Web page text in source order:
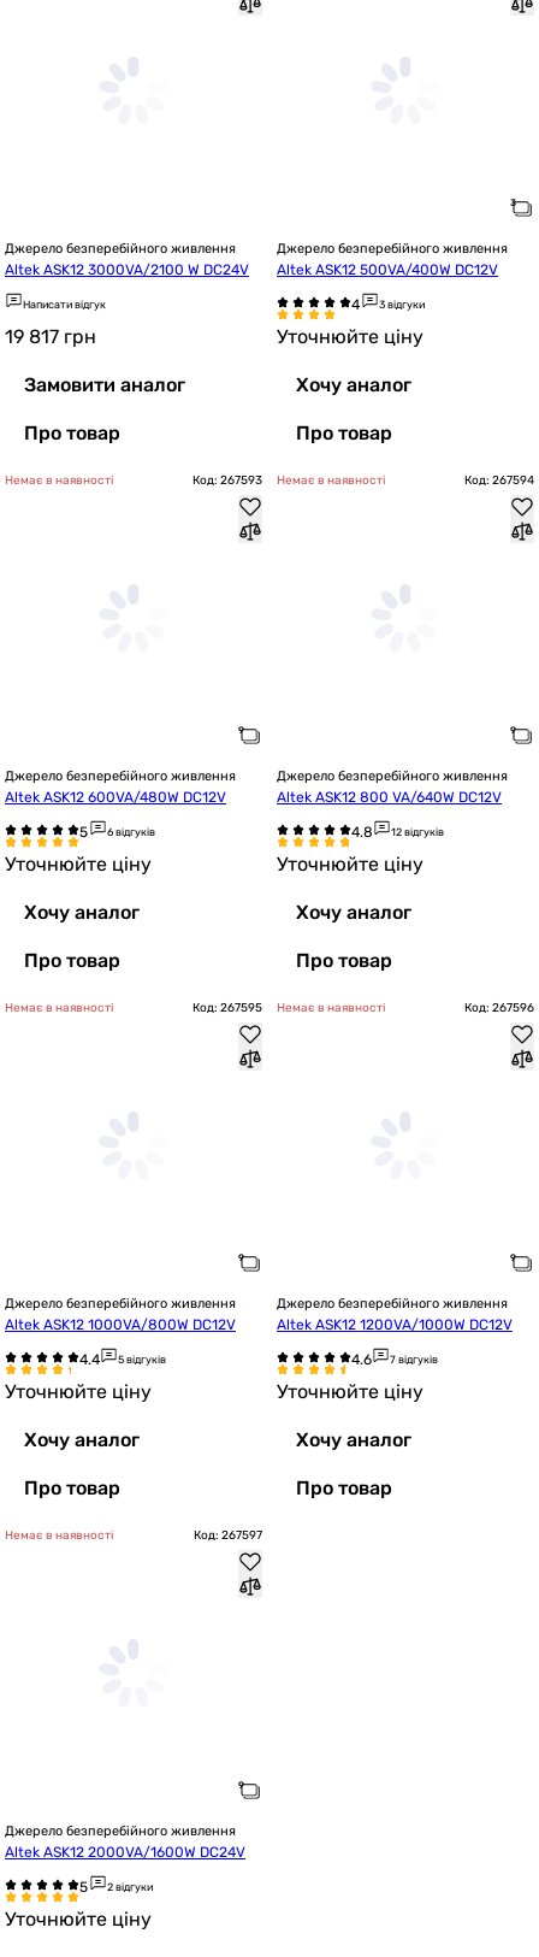
Джерело безперебійного живлення
Altek ASK12 3000VA/2100 W DC24V
Написати відгук
19 817 грн
Замовити аналог
Про товар
Джерело безперебійного живлення
Altek ASK12 500VA/400W DC12V
3 відгуки
Уточнюйте ціну
Хочу аналог
Про товар
Немає в наявності Код: 267593
Джерело безперебійного живлення
Altek ASK12 600VA/480W DC12V
6 відгуків
Уточнюйте ціну
Хочу аналог
Про товар
Немає в наявності Код: 267594
Джерело безперебійного живлення
Altek ASK12 800 VA/640W DC12V
12 відгуків
Уточнюйте ціну
Хочу аналог
Про товар
Немає в наявності Код: 267595
Джерело безперебійного живлення
Altek ASK12 1000VA/800W DC12V
5 відгуків
Уточнюйте ціну
Хочу аналог
Про товар
Немає в наявності Код: 267596
Джерело безперебійного живлення
Altek ASK12 1200VA/1000W DC12V
7 відгуків
Уточнюйте ціну
Хочу аналог
Про товар
Немає в наявності Код: 267597
Джерело безперебійного живлення
Altek ASK12 2000VA/1600W DC24V
2 відгуки
Уточнюйте ціну